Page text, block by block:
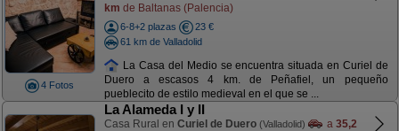
4 Fotos
km de Baltanas (Palencia)
6-8+2 plazas
23 €
61 km de Valladolid
La Casa del Medio se encuentra situada en Curiel de
Duero a escasos 4 km. de Peñafiel, un pequeño
pueblecito de estilo medieval en el que se ...
La Alameda I y II
Casa Rural en Curiel de Duero (Valladolid) a 35,2